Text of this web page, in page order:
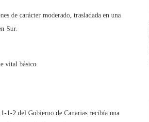
de carácter moderado, trasladada en una
Sur.
vital básico
1-2 del Gobierno de Canarias recibía una